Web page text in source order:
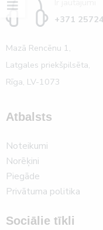
+371
Mazā Rencēnu 1,
Latgales priekšpilsēta,
Rīga, LV-1073
Atbalsts
Noteikumi
Norēķini
Piegāde
Privātuma politika
Sociālie tīkli